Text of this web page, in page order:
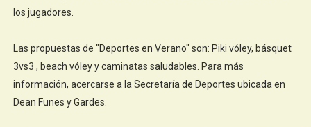
los jugadores.
Las propuestas de "Deportes en Verano" son: Piki vóley, básquet
3vs3 , beach vóley y caminatas saludables. Para más
información, acercarse a la Secretaría de Deportes ubicada en
Dean Funes y Gardes.